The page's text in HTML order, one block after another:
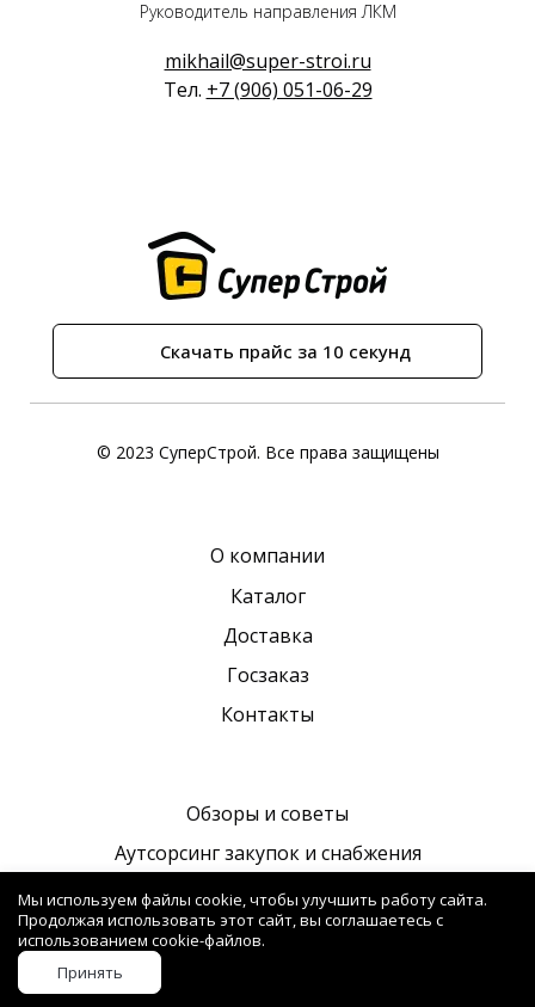
Руководитель направления ЛКМ
mikhail@super-stroi.ru
Тел. +7 (906) 051-06-29
Скачать прайс за 10 секунд
© 2023 СуперСтрой. Все права защищены
О компании
Каталог
Доставка
Госзаказ
Контакты
Обзоры и советы
Аутсорсинг закупок и снабжения
Политика в отношении обработки персональных
данных
Мы используем файлы cookie, чтобы улучшить работу сайта.
Продолжая использовать этот сайт, вы соглашаетесь с
использованием cookie-файлов.
Принять